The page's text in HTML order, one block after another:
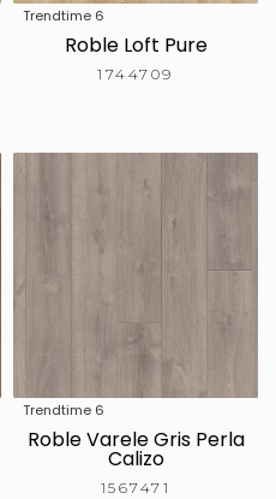
Trendtime 6
Roble Loft Pure
1744709
Trendtime 6
Roble Varele Gris Perla
Calizo
1567471